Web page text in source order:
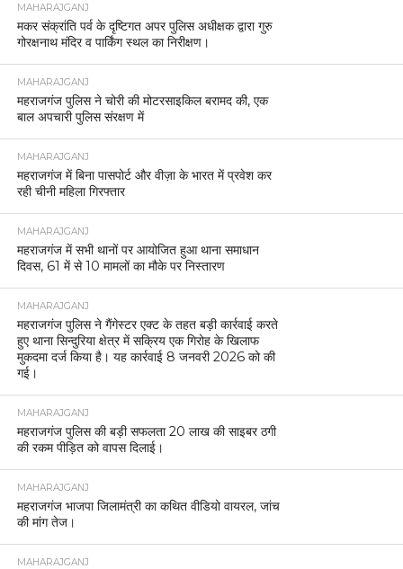
MAHARAJGANJ
मकर संक्रांति पर्व के दृष्टिगत अपर पुलिस अधीक्षक द्वारा गुरु
गोरक्षनाथ मंदिर व पार्किंग स्थल का निरीक्षण।
MAHARAJGANJ
महराजगंज पुलिस ने चोरी की मोटरसाइकिल बरामद की, एक
बाल अपचारी पुलिस संरक्षण में
MAHARAJGANJ
महराजगंज में बिना पासपोर्ट और वीज़ा के भारत में प्रवेश कर
रही चीनी महिला गिरफ्तार
MAHARAJGANJ
महराजगंज में सभी थानों पर आयोजित हुआ थाना समाधान
दिवस, 61 में से 10 मामलों का मौके पर निस्तारण
MAHARAJGANJ
महराजगंज पुलिस ने गैंगेस्टर एक्ट के तहत बड़ी कार्रवाई करते
हुए थाना सिन्दुरिया क्षेत्र में सक्रिय एक गिरोह के खिलाफ
मुकदमा दर्ज किया है। यह कार्रवाई 8 जनवरी 2026 को की
गई।
MAHARAJGANJ
महराजगंज पुलिस की बड़ी सफलता 20 लाख की साइबर ठगी
की रकम पीड़ित को वापस दिलाई।
MAHARAJGANJ
महराजगंज भाजपा जिलामंत्री का कथित वीडियो वायरल, जांच
की मांग तेज।
MAHARAJGANJ